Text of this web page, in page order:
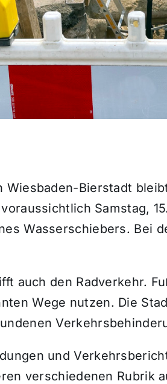
Wiesbaden-Bierstadt
Samstag,
Wasserschiebers. Bei
auch den Radverkehr.
Wege nutzen. Die
und
verschiedenen Rubrik